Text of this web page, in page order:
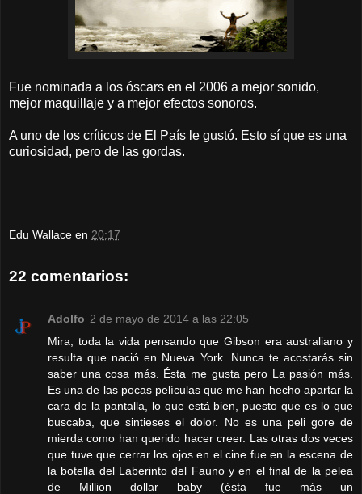
Fue nominada a los óscars en el 2006 a mejor sonido,
mejor maquillaje y a mejor efectos sonoros.
A uno de los críticos de El País le gustó. Esto sí que es una
curiosidad, pero de las gordas.
Edu Wallace en 20:17
22 comentarios:
Adolfo 2 de mayo de 2014 a las 22:05
Mira, toda la vida pensando que Gibson era australiano y
resulta que nació en Nueva York. Nunca te acostarás sin
saber una cosa más. Ésta me gusta pero La pasión más.
Es una de las pocas películas que me han hecho apartar la
cara de la pantalla, lo que está bien, puesto que es lo que
buscaba, que sintieses el dolor. No es una peli gore de
mierda como han querido hacer creer. Las otras dos veces
que tuve que cerrar los ojos en el cine fue en la escena de
la botella del Laberinto del Fauno y en el final de la pelea
de Million dollar baby (ésta fue más un